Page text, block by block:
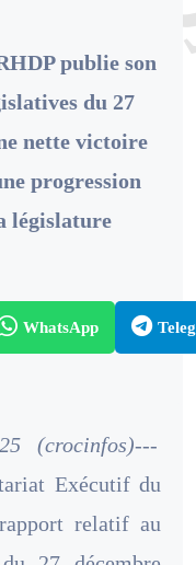
publie son
du 27
nette victoire
progression
législature
WhatsApp
(crocinfos)---
Exécutif du
relatif au